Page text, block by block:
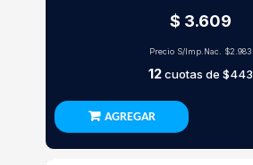
$ 3.609
Precio S/Imp.Nac. $2.983
12cuotas de $443
AGREGAR